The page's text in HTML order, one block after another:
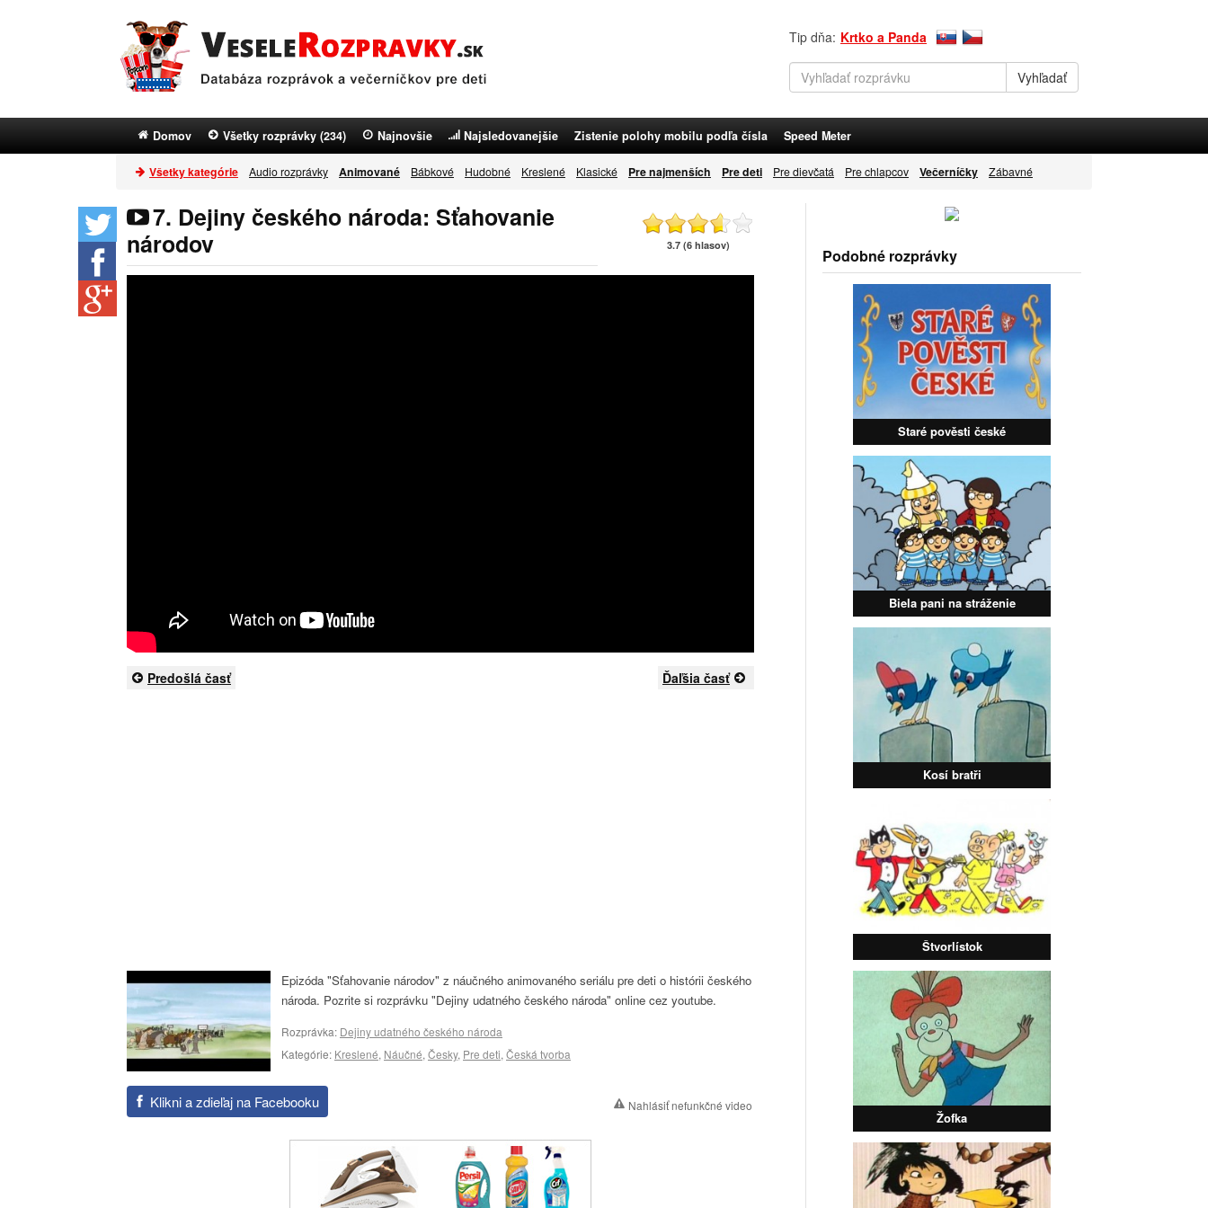
Tip dňa: Krtko a Panda
Domov Všetky rozprávky (234) Najnovšie Najsledovanejšie Zistenie polohy mobilu podľa čísla Speed Meter
Všetky kategórie Audio rozprávky Animované Bábkové Hudobné Kreslené Klasické Pre najmenších Pre deti Pre dievčatá Pre chlapcov Večerníčky Zábavné
7. Dejiny českého národa: Sťahovanie
národov
3.7 (6 hlasov)
Predošlá časť Ďaľšia časť
Epizóda "Sťahovanie národov" z náučného animovaného seriálu pre deti o histórii českého
národa. Pozrite si rozprávku "Dejiny udatného českého národa" online cez youtube.
Rozprávka: Dejiny udatného českého národa
Kategórie: Kreslené, Náučné, Česky, Pre deti, Česká tvorba
Klikni a zdieľaj na Facebooku Nahlásiť nefunkčné video
Podobné rozprávky
Staré pověsti české
Biela pani na stráženie
Kosí bratři
Štvorlístok
Žofka